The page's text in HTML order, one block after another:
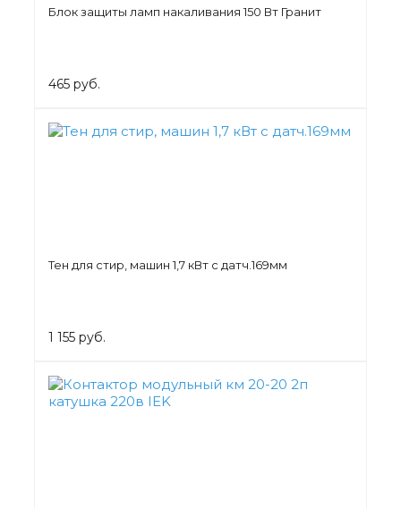
Блок защиты ламп накаливания 150 Вт Гранит
465 руб.
Тен для стир, машин 1,7 кВт с датч.169мм
1 155 руб.